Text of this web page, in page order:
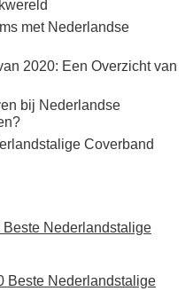
met Nederlandse
2020: Een Overzicht van
bij Nederlandse
Coverband
Beste Nederlandstalige
Beste Nederlandstalige